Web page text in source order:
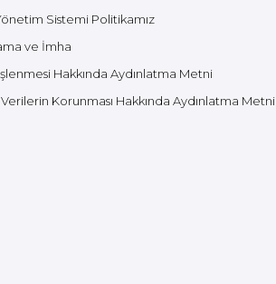
Sistemi Politikamız
ve İmha
Hakkında Aydınlatma Metni
Korunması Hakkında Aydınlatma Metni